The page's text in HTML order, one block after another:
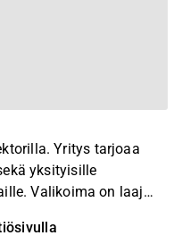
Yritys tarjoaa
yksityisille
Valikoima on laaja
palkkiot ja palkkiot,